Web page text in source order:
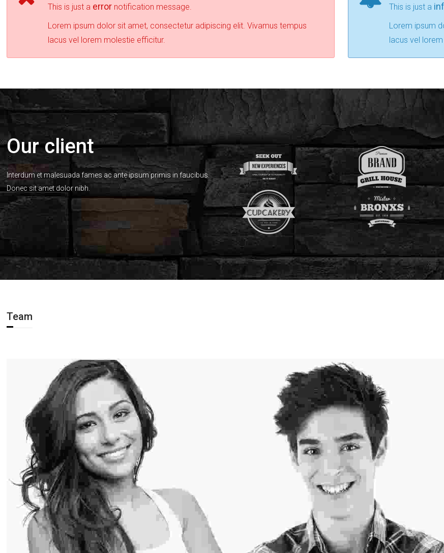
This is just a error notification message.
Lorem ipsum dolor sit amet, consectetur adipiscing elit. Vivamus tempus
lacus vel lorem molestie efficitur.
This is just a
Lorem ipsum
lacus vel
Our client
Interdum et malesuada fames ac ante ipsum primis in faucibus.
Donec sit amet dolor nibh.
Team
Professional Hairstylist Professional Hairstylist
Lorem ipsum dolor sit amet, consectetur adipiscing elit. Duis
mi lectus, tincidunt ac mi id, iaculis porta tortor.
Angel Sienna
Lorem ipsum dolor sit amet, consectetur adipiscing elit. Duis
mi lectus, tincidunt ac mi id, iaculis porta tortor.